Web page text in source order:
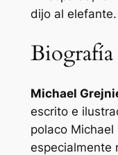
dijo al elefante.
Michael
escrito e
polaco
especialmente